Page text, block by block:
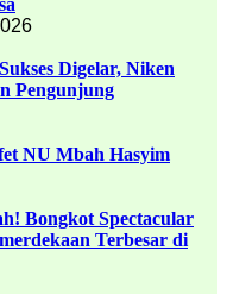
Digelar, Niken
Pengunjung
NU Mbah Hasyim
Bongkot Spectacular
Terbesar di